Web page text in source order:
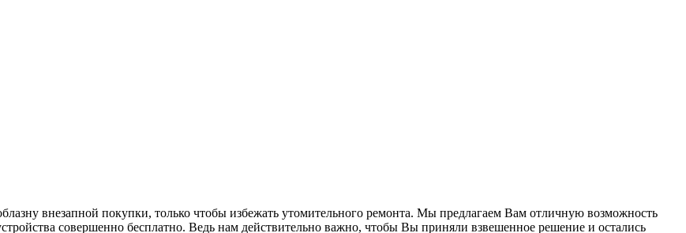
внезапной покупки, только чтобы избежать утомительного ремонта. Мы предлагаем Вам отличную возможность
совершенно бесплатно. Ведь нам действительно важно, чтобы Вы приняли взвешенное решение и остались